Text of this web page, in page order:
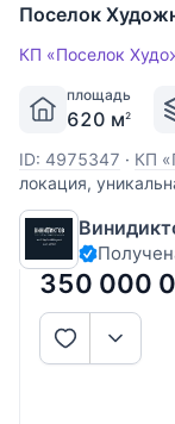
Поселок
КП «Поселок
площадь
620 м2
ID: 4975347 · КП
локация,
Москвы в своем
максимальной
высоким
укомплектовано
350 000